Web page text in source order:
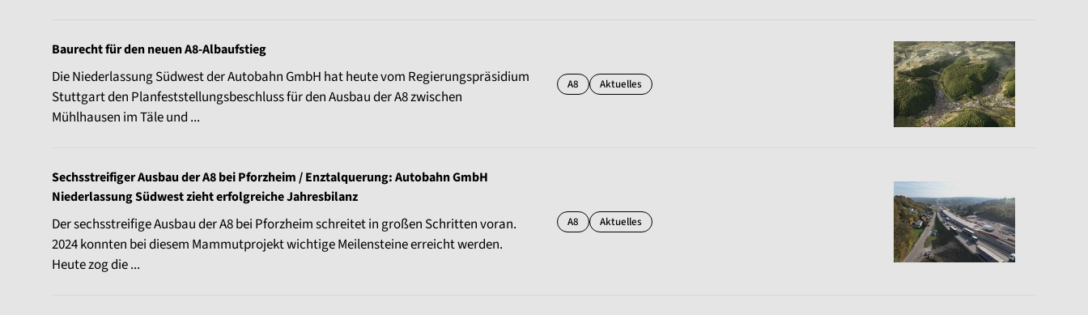
Baurecht für den neuen A8-Albaufstieg
Die Niederlassung Südwest der Autobahn GmbH hat heute vom Regierungspräsidium
Stuttgart den Planfeststellungsbeschluss für den Ausbau der A8 zwischen
Mühlhausen im Täle und ...
A8 Aktuelles
Sechsstreifiger Ausbau der A8 bei Pforzheim / Enztalquerung: Autobahn GmbH
Niederlassung Südwest zieht erfolgreiche Jahresbilanz
Der sechsstreifige Ausbau der A8 bei Pforzheim schreitet in großen Schritten voran.
2024 konnten bei diesem Mammutprojekt wichtige Meilensteine erreicht werden.
Heute zog die ...
A8 Aktuelles